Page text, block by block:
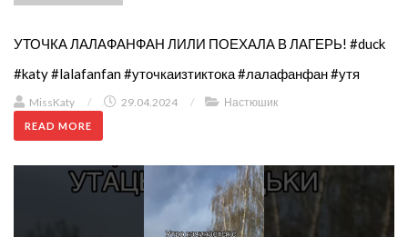
УТОЧКА ЛАЛАФАНФАН ЛИЛИ ПОЕХАЛА В ЛАГЕРЬ! #duck
#katy #lalafanfan #уточкаизтиктока #лалафанфан #утя
MissKaty / 29.04.2024 / Настюшик
READ MORE